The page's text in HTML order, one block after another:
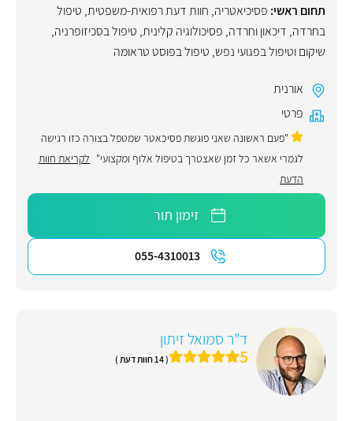
תחום ראשי: פסיכיאטריה, חוות דעת רפואית-משפטית, טיפול
בחרדה, דיכאון וחרדה, פסיכולוגיה קלינית, טיפול בסכיזופרניה,
שיקום וטיפול בפגועי נפש, טיפול בפוסט טראומה
אורנית
פרטי
"פעם ראשונה שאני פוגשת פסיכאטר שמטפל בצורה כזו רגישה
לגמרי אשאר כל זמן שאצטרך בטיפול אלוף ומקצועי" לקריאת חוות
הדעת
זימון תור
055-4310013
ד"ר סמואל זיתון
5 ( 14 חוות דעת )